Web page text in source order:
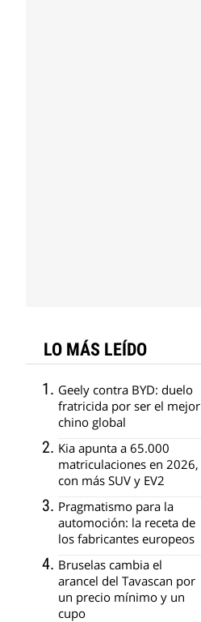
LO MÁS LEÍDO
Geely contra BYD: duelo
fratricida por ser el mejor
chino global
Kia apunta a 65.000
matriculaciones en 2026,
con más SUV y EV2
Pragmatismo para la
automoción: la receta de
los fabricantes europeos
Bruselas cambia el
arancel del Tavascan por
un precio mínimo y un
cupo